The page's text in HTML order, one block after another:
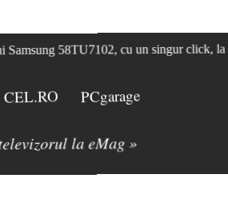
Samsung 58TU7102, cu un singur click, la
CEL.RO PCgarage
la eMag »